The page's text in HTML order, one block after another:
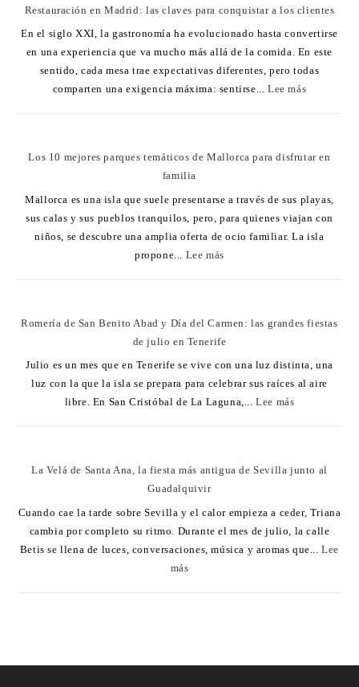
Restauración en Madrid: las claves para conquistar a los clientes
En el siglo XXI, la gastronomía ha evolucionado hasta convertirse
en una experiencia que va mucho más allá de la comida. En este
sentido, cada mesa trae expectativas diferentes, pero todas
comparten una exigencia máxima: sentirse...Lee más
Los 10 mejores parques temáticos de Mallorca para disfrutar en
familia
Mallorca es una isla que suele presentarse a través de sus playas,
sus calas y sus pueblos tranquilos, pero, para quienes viajan con
niños, se descubre una amplia oferta de ocio familiar. La isla
propone... Lee más
Romería de San Benito Abad y Día del Carmen: las grandes fiestas
de julio en Tenerife
Julio es un mes que en Tenerife se vive con una luz distinta, una
luz con la que la isla se prepara para celebrar sus raíces al aire
libre. En San Cristóbal de La Laguna,...Lee más
La Velá de Santa Ana, la fiesta más antigua de Sevilla junto al
Guadalquivir
Cuando cae la tarde sobre Sevilla y el calor empieza a ceder, Triana
cambia por completo su ritmo. Durante el mes de julio, la calle
Betis se llena de luces, conversaciones, música y aromas que...Lee
más